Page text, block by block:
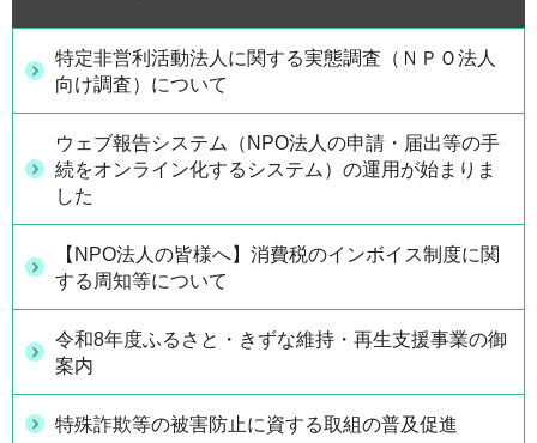
特定非営利活動法人に関する実態調査（ＮＰＯ法人
向け調査）について
ウェブ報告システム（NPO法人の申請・届出等の手
続をオンライン化するシステム）の運用が始まりま
した
【NPO法人の皆様へ】消費税のインボイス制度に関
する周知等について
令和8年度ふるさと・きずな維持・再生支援事業の御
案内
特殊詐欺等の被害防止に資する取組の普及促進